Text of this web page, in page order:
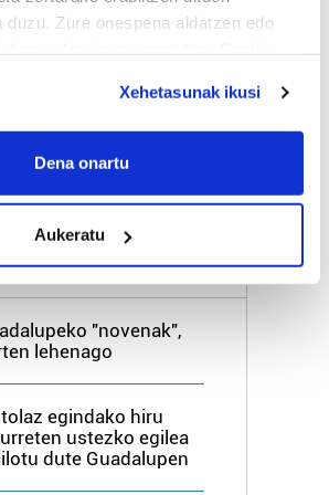
duzu. Zure onespena aldatzen edo
also like to:
about your geographical
device by actively scanning it for
(fingerprinting)
how your personal data is processed
in the
details section
cookieak adibidez, iragarki eta eduki
iragarkiak eta edukia
Xehetasunak ikusi
Dena onartu
Aukeratu
27º 18º
irakurrienak
"novenak",
lehenago
egindako hiru
ustezko egilea
dute Guadalupen